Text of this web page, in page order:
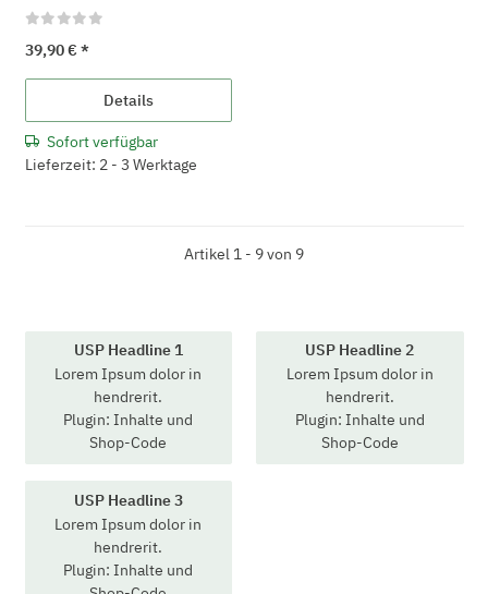
39,90 € *
Details
Sofort verfügbar
Lieferzeit: 2 - 3 Werktage
Artikel 1 - 9 von 9
USP Headline 1
Lorem Ipsum dolor in
hendrerit.
Plugin: Inhalte und
Shop-Code
USP Headline 2
Lorem Ipsum dolor in
hendrerit.
Plugin: Inhalte und
Shop-Code
USP Headline 3
Lorem Ipsum dolor in
hendrerit.
Plugin: Inhalte und